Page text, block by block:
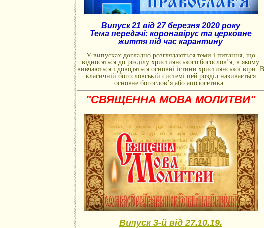
Випуск 21 від 27 березня 2020 року
Тема передачі: коронавірус та церковне
життя під час карантину
У випусках докладно розглядаються теми і питання, що
відносяться до розділу християнського богослов’я, в якому
вивчаються і доводяться основні істини християнської віри. В
класичній богословській системі цей розділ називається
основне богослов’я або апологетика.
"СВЯЩЕННА МОВА МОЛИТВИ"
Випуск 3-й від 27.10.19.